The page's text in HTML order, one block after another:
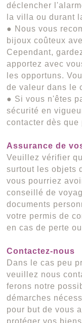
déclencher
la villa ou durant
● Nous vous
bijoux coûteux
Cependant,
apportez avec
les opportuns.
de valeur dans le
● Si vous n'êtes
sécurité en
contacter dès que
Assurance de
Veuillez vérifier
surtout les objets
vous pourriez
conseillé de
documents
votre permis de
en cas de perte
Contactez-nous
Dans le cas peu
veuillez nous
ferons notre
démarches
pour but de vous
protéger vos